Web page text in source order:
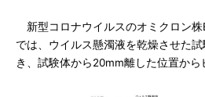
新型コロナウイルスのオミクロン
では、ウイルス懸濁液を乾燥させた
き、試験体から20mm離した位置から